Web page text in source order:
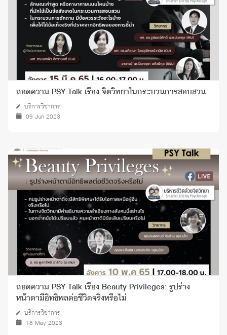
ถอดความ PSY Talk เรื่อง จิตวิทยาในกระบวนการสอบสวน
บริการวิชาการ
09 Jun 2023
ถอดความ PSY Talk เรื่อง Beauty Privileges: รูปร่าง
หน้าตามีอิทธิพลต่อชีวิตจริงหรือไม่
บริการวิชาการ
18 May 2023